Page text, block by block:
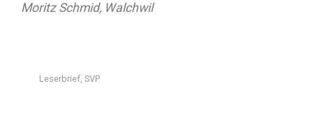
Moritz Schmid, Walchwil
Leserbrief, SVP